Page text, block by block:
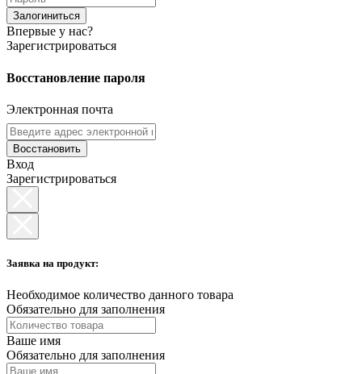
Залогиниться
Впервые у нас?
Зарегистрироваться
Восстановление пароля
Электронная почта
Восстановить
Вход
Зарегистрироваться
Заявка на продукт:
Необходимое количество данного товара
Обязательно для заполнения
Ваше имя
Обязательно для заполнения